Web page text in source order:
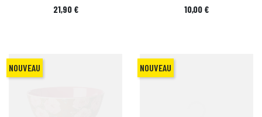
Prix
21,90 € Prix
10,00 €
NOUVEAU NOUVEAU